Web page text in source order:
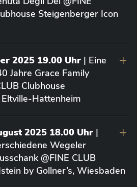
Steigenberger Icon
2025 19.00 Uhr | Eine
Jahre Grace Family
Clubhouse
Hattenheim
2025 18.00 Uhr |
Wegeler
@FINE CLUB
by Gollner’s, Wiesbaden